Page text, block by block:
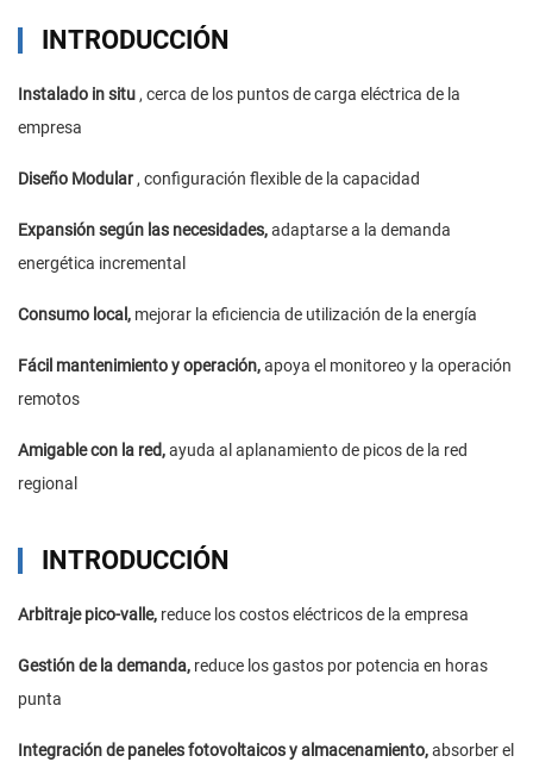
INTRODUCCIÓN
Instalado in situ , cerca de los puntos de carga eléctrica de la
empresa
Diseño Modular , configuración flexible de la capacidad
Expansión según las necesidades,adaptarse a la demanda
energética incremental
Consumo local, mejorar la eficiencia de utilización de la energía
Fácil mantenimiento y operación,apoya el monitoreo y la operación
remotos
Amigable con la red,ayuda al aplanamiento de picos de la red
regional
INTRODUCCIÓN
Arbitraje pico-valle, reduce los costos eléctricos de la empresa
Gestión de la demanda, reduce los gastos por potencia en horas
punta
Integración de paneles fotovoltaicos y almacenamiento,absorber el